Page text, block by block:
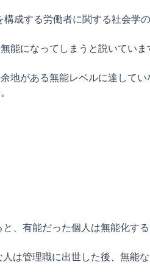
成する労働者に関する社会学の
能になってしまうと説いていま
地がある無能レベルに達して
、有能だった個人は無能化する
は管理職に出世した後、無能